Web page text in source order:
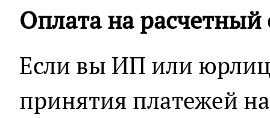
Оплата на расчетный
Если вы ИП или
принятия платежей